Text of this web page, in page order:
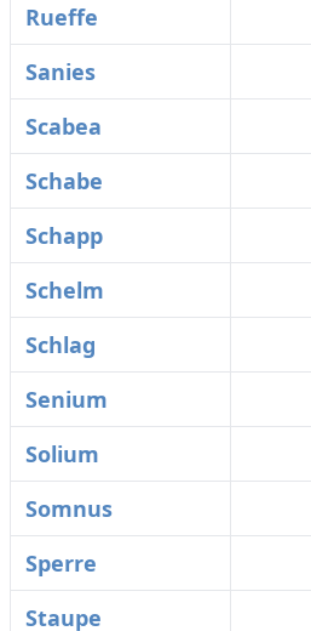
Rueffe
Sanies
Scabea
Schabe
Schapp
Schelm
Schlag
Senium
Solium
Somnus
Sperre
Staupe